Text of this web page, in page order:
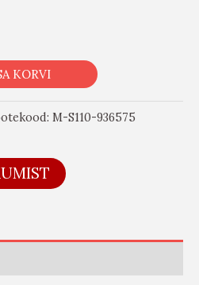
KORVI
M-S110-936575